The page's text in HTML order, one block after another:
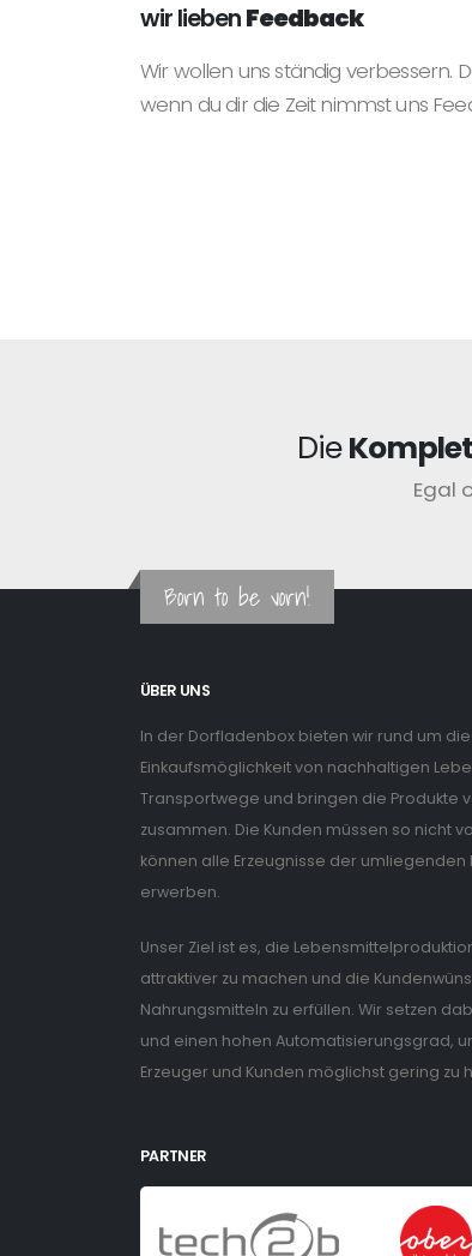
wir liebenFeedback
Wir wollen uns ständig verbessern.
wenn du dir die Zeit nimmst uns
Die
Egal
Born to be vorn!
ÜBER UNS
In der Dorfladenbox bieten wir rund um
Einkaufsmöglichkeit von nachhaltigen
Transportwege und bringen die Produkte
zusammen. Die Kunden müssen so nicht
können alle Erzeugnisse der
erwerben.
Unser Ziel ist es, die
attraktiver zu machen und die
Nahrungsmitteln zu erfüllen. Wir setzen
und einen hohen Automatisierungsgrad,
Erzeuger und Kunden möglichst gering zu
PARTNER